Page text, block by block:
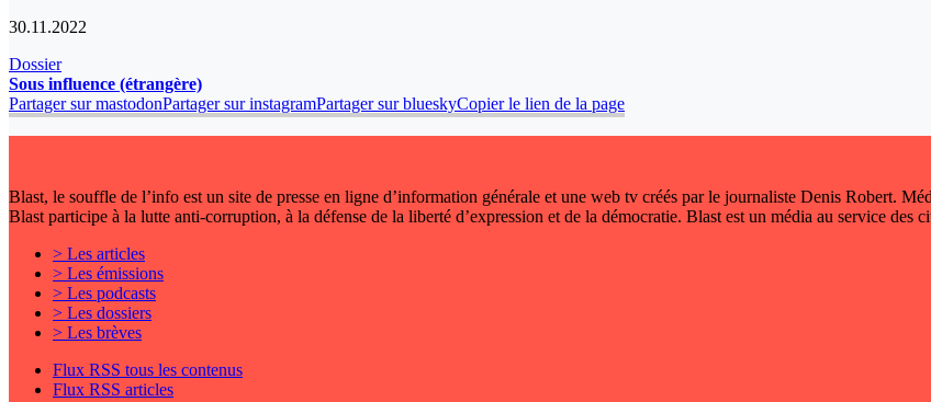
30.11.2022
Dossier
Sous influence (étrangère)
Partager sur mastodonPartager sur instagramPartager sur blueskyCopier le lien de la page
Blast, le souffle de l’info est un site de presse en ligne d’information générale et une web tv créés par le journaliste Denis Robert.
Blast participe à la lutte anti-corruption, à la défense de la liberté d’expression et de la démocratie. Blast est un média au service des
> Les articles
> Les émissions
> Les podcasts
> Les dossiers
> Les brèves
Flux RSS tous les contenus
Flux RSS articles